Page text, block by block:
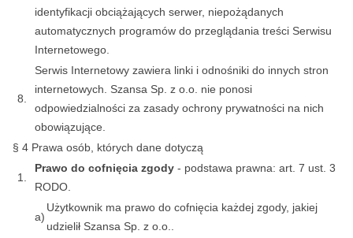
identyfikacji obciążających serwer, niepożądanych
automatycznych programów do przeglądania treści Serwisu
Internetowego.
8.
Serwis Internetowy zawiera linki i odnośniki do innych stron
internetowych. Szansa Sp. z o.o. nie ponosi
odpowiedzialności za zasady ochrony prywatności na nich
obowiązujące.
§ 4 Prawa osób, których dane dotyczą
1.
Prawo do cofnięcia zgody - podstawa prawna: art. 7 ust. 3
RODO.
a)
Użytkownik ma prawo do cofnięcia każdej zgody, jakiej
udzielił Szansa Sp. z o.o..